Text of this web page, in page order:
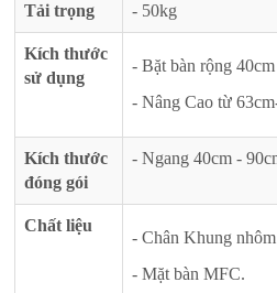
Tải trọng - 50kg
Kích thước
sử dụng
- Bặt bàn rộng
- Nâng Cao từ
Kích thước
đóng gói
- Ngang 40cm -
Chất liệu
- Chân Khung
- Mặt bàn MFC.